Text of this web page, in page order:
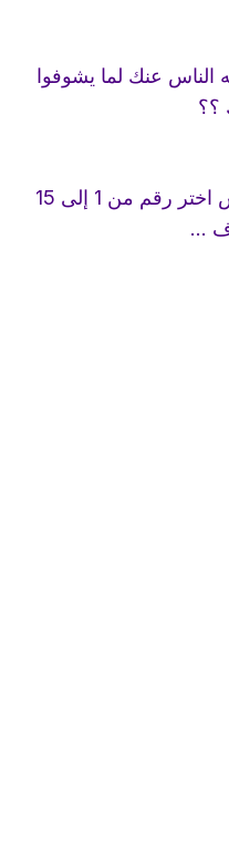
الناس عنك لما يشوفوا
؟؟
علشان تعرف ايه بيقوله الناس اختر رقم من 1 إلى 15
...